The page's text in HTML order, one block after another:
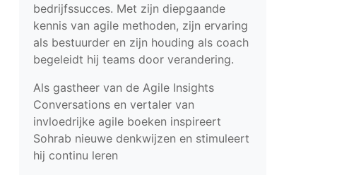
bedrijfssucces. Met zijn diepgaande
kennis van agile methoden, zijn ervaring
als bestuurder en zijn houding als coach
begeleidt hij teams door verandering.
Als gastheer van de Agile Insights
Conversations en vertaler van
invloedrijke agile boeken inspireert
Sohrab nieuwe denkwijzen en stimuleert
hij continu leren